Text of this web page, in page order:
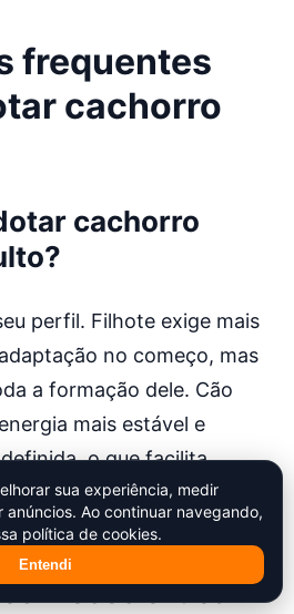
frequentes
cachorro
cachorro
perfil. Filhote exige mais
no começo, mas
a formação dele. Cão
mais estável e
o que facilita
com sua rotina. Nenhum é
melhor para a sua realidade.
meses é ideal
sua experiência, medir
anúncios. Ao continuar navegando,
política de cookies.
Entendi